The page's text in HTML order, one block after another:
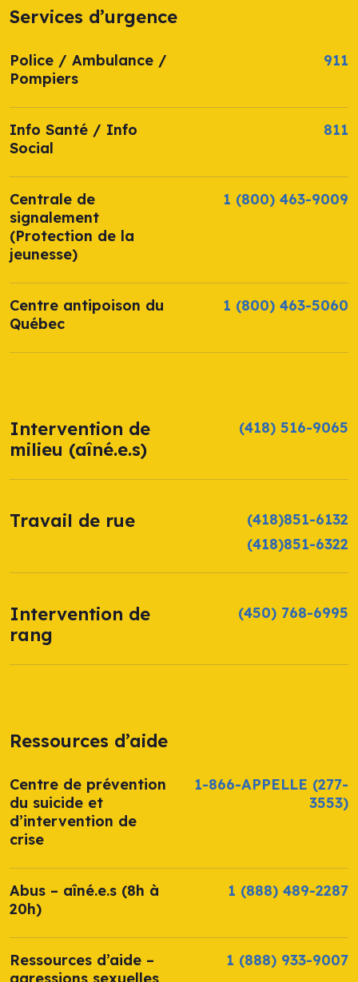
Services d’urgence
Police / Ambulance /
Pompiers
911
Info Santé / Info
Social
811
Centrale de
signalement
(Protection de la
jeunesse)
1 (800) 463-9009
Centre antipoison du
Québec
1 (800) 463-5060
Intervention de
milieu (aîné.e.s)
(418) 516-9065
Travail de rue
(418)851-6132
(418)851-6322
Intervention de
rang
(450) 768-6995
Ressources d’aide
Centre de prévention
du suicide et
d’intervention de
crise
1-866-APPELLE (277-
3553)
Abus – aîné.e.s (8h à
20h)
1 (888) 489-2287
Ressources d’aide –
agressions sexuelles
1 (888) 933-9007